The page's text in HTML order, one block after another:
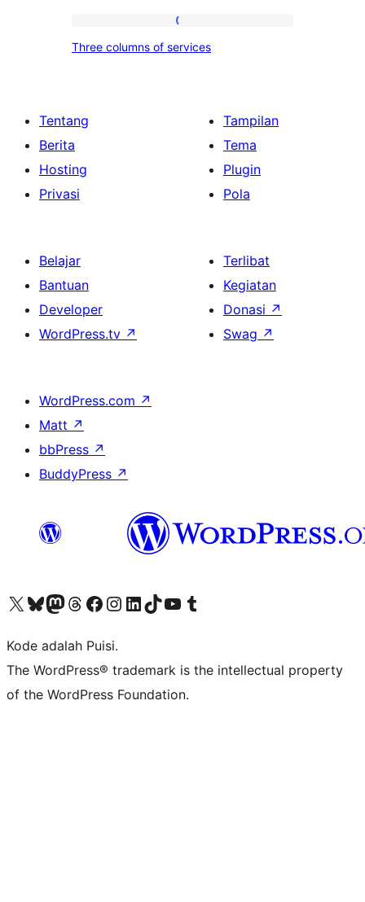
dan
columns
Three columns of services
Tentang
Berita
Hosting
Privasi
Tampilan
Tema
Plugin
Pola
Belajar
Bantuan
Developer
WordPress.tv ↗
Terlibat
Kegiatan
Donasi ↗
Swag ↗
WordPress.com ↗
Matt ↗
bbPress ↗
BuddyPress ↗
Kunjungi akun X (sebelumnya Twitter) kamiVisit our Bluesky account
Kunjungi akun Mastodon kami
Visit our Threads account
Kunjungi halaman Facebook kamiKunjungi akun Instagram kamiKunjungi akun LinkedIn kami
Visit our TikTok account
Kunjungi channel YouTube kamiVisit our Tumblr account
Kode adalah Puisi.
The WordPress® trademark is the intellectual property
of the WordPress Foundation.